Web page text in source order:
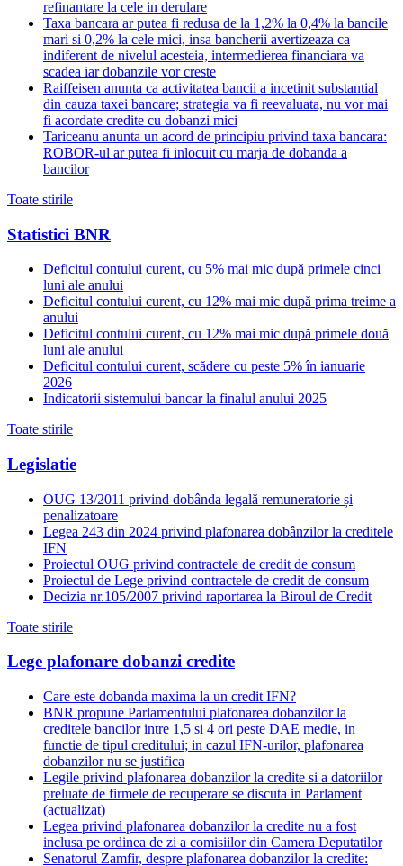
refinantare la cele in derulare
Taxa bancara ar putea fi redusa de la 1,2% la 0,4% la bancile
mari si 0,2% la cele mici, insa bancherii avertizeaza ca
indiferent de nivelul acesteia, intermedierea financiara va
scadea iar dobanzile vor creste
Raiffeisen anunta ca activitatea bancii a incetinit substantial
din cauza taxei bancare; strategia va fi reevaluata, nu vor mai
fi acordate credite cu dobanzi mici
Tariceanu anunta un acord de principiu privind taxa bancara:
ROBOR-ul ar putea fi inlocuit cu marja de dobanda a
bancilor
Toate stirile
Statistici BNR
Deficitul contului curent, cu 5% mai mic după primele cinci
luni ale anului
Deficitul contului curent, cu 12% mai mic după prima treime a
anului
Deficitul contului curent, cu 12% mai mic după primele două
luni ale anului
Deficitul contului curent, scădere cu peste 5% în ianuarie
2026
Indicatorii sistemului bancar la finalul anului 2025
Toate stirile
Legislatie
OUG 13/2011 privind dobânda legală remuneratorie și
penalizatoare
Legea 243 din 2024 privind plafonarea dobânzilor la creditele
IFN
Proiectul OUG privind contractele de credit de consum
Proiectul de Lege privind contractele de credit de consum
Decizia nr.105/2007 privind raportarea la Biroul de Credit
Toate stirile
Lege plafonare dobanzi credite
Care este dobanda maxima la un credit IFN?
BNR propune Parlamentului plafonarea dobanzilor la
creditele bancilor intre 1,5 si 4 ori peste DAE medie, in
functie de tipul creditului; in cazul IFN-urilor, plafonarea
dobanzilor nu se justifica
Legile privind plafonarea dobanzilor la credite si a datoriilor
preluate de firmele de recuperare se discuta in Parlament
(actualizat)
Legea privind plafonarea dobanzilor la credite nu a fost
inclusa pe ordinea de zi a comisiilor din Camera Deputatilor
Senatorul Zamfir, despre plafonarea dobanzilor la credite: